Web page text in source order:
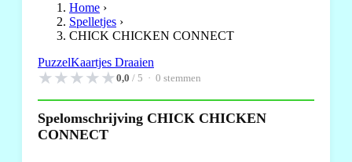
Home ›
Spelletjes ›
CHICK CHICKEN CONNECT
PuzzelKaartjes Draaien
★★★★★0,0 / 5 · 0 stemmen
Spelomschrijving CHICK CHICKEN
CONNECT